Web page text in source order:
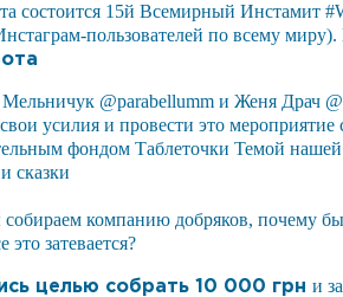
состоится 15й Всемирный Инстамит
пользователей по всему
@parabellumm и Женя Драч
усилия и провести это мероприятие
фондом Таблеточки Темой нашей
сказки
компанию добряков, почему
это затевается?
целью собрать 10 000 грн и